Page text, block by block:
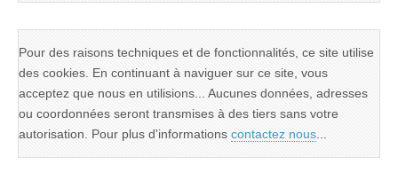
Pour des raisons techniques et de fonctionnalités, ce site utilise
des cookies. En continuant à naviguer sur ce site, vous
acceptez que nous en utilisions... Aucunes données, adresses
ou coordonnées seront transmises à des tiers sans votre
autorisation. Pour plus d'informations contactez nous...